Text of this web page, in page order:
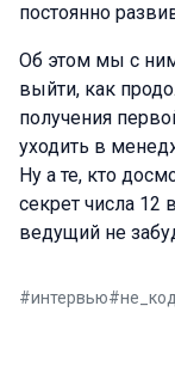
постоянно
Об этом мы с
выйти, как
получения
уходить в
Ну а те, кто
секрет числа 12
ведущий не
#интервью#